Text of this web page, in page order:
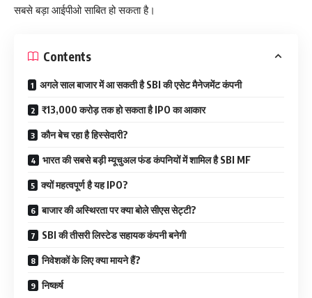
सबसे बड़ा आईपीओ साबित हो सकता है।
Contents
अगले साल बाजार में आ सकती है SBI की एसेट मैनेजमेंट कंपनी
₹13,000 करोड़ तक हो सकता है IPO का आकार
कौन बेच रहा है हिस्सेदारी?
भारत की सबसे बड़ी म्यूचुअल फंड कंपनियों में शामिल है SBI MF
क्यों महत्वपूर्ण है यह IPO?
बाजार की अस्थिरता पर क्या बोले सीएस सेट्टी?
SBI की तीसरी लिस्टेड सहायक कंपनी बनेगी
निवेशकों के लिए क्या मायने हैं?
निष्कर्ष